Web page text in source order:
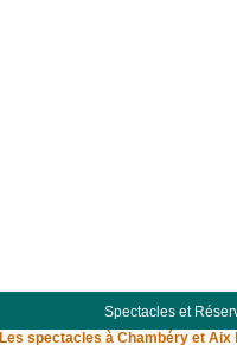
Spectacles et
Les spectacles à Chambéry et Aix